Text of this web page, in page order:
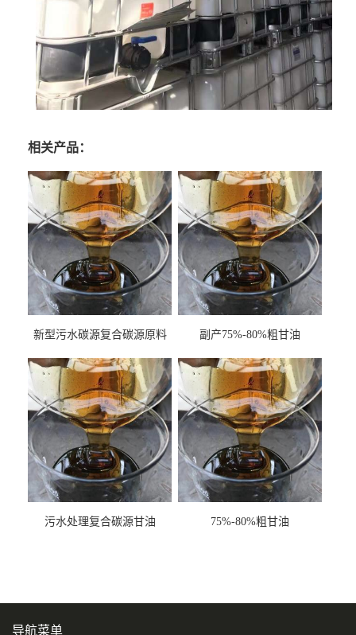
相关产品：
新型污水碳源复合碳源原料
副产75%-80%粗甘油
污水处理复合碳源甘油
75%-80%粗甘油
导航菜单